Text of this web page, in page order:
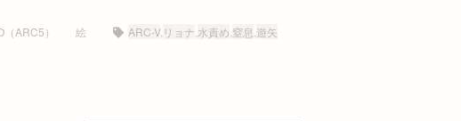
（ARC5） 絵 ARC-V, リョナ 水責め 窒息 遊矢